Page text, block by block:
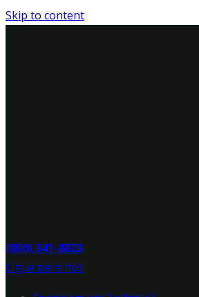
Skip to content
(800) 341-8823
Ligue para nós